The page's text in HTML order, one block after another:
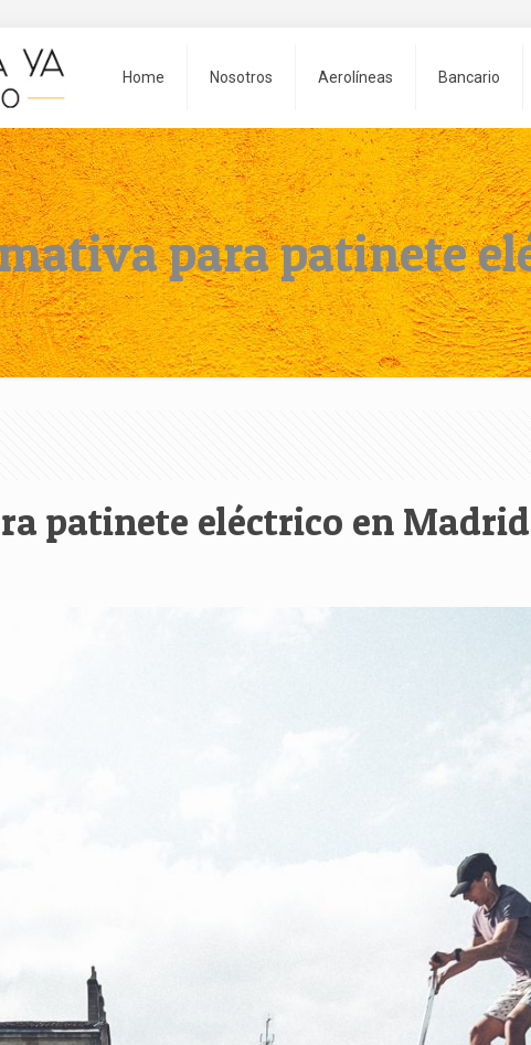
Home Nosotros Aerolíneas Bancario
para patinete
patinete eléctrico en Madrid